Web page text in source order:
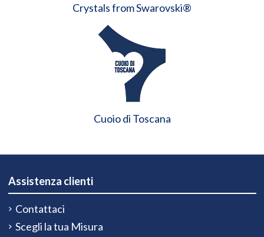
Crystals from Swarovski®
Cuoio di Toscana
Assistenza clienti
Contattaci
Scegli la tua Misura